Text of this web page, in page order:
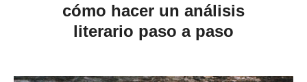
cómo hacer un análisis
literario paso a paso